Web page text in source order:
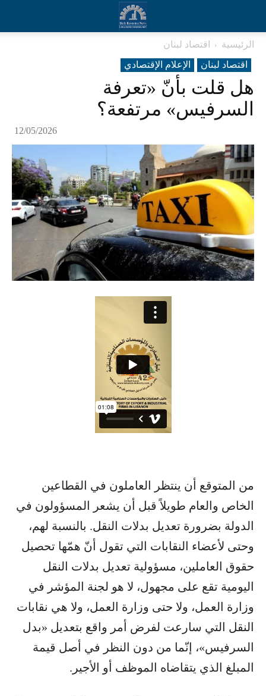
الرئيسية
اقتصاد لبنان
اقتصاد لبنان
الإعلام الإقتصادي
هل قلت بأنّ «تعرفة
السرفيس» مرتفعة؟
12/05/2026
من المتوقع أن ينتظر العاملون في القطاعين
الخاص والعام طويلاً قبل أن يشعر المسؤولون في
الدولة بضرورة تعديل بدلات النقل. بالنسبة لهم،
وحتى لأعضاء النقابات التي تقول أنّ همّها تحصيل
حقوق العاملين، مسؤولية تعديل بدلات النقل
اليومية تقع على مجهول، لا هو لجنة المؤشر في
وزارة العمل، ولا حتى وزارة العمل، ولا هي نقابات
النقل التي سارعت لفرض أمر واقع بتعديل «بدل
السرفيس»، إنّما من دون النظر في أصل قيمة
المبلغ الذي يتقاضاه الموظف أو الأجير.